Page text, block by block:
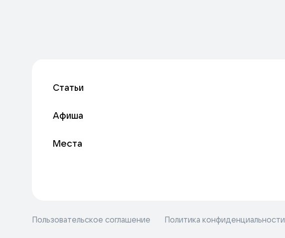
Статьи
Афиша
Места
Пользовательское соглашение Политика конфиденциальности